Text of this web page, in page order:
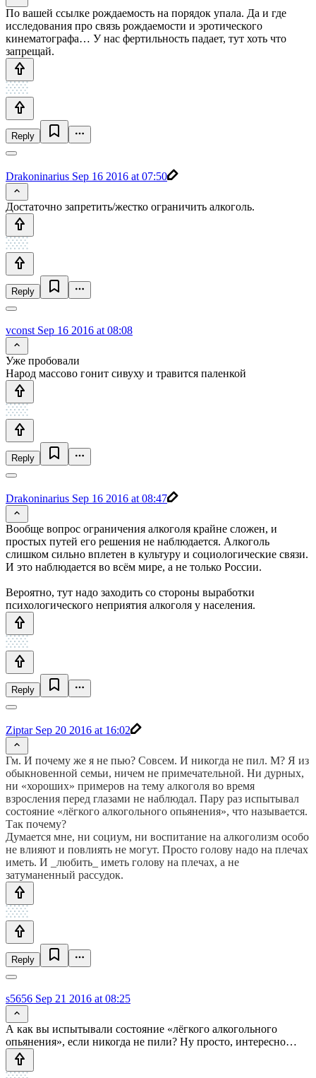
По вашей ссылке рождаемость на порядок упала. Да и где
исследования про связь рождаемости и эротического
кинематографа… У нас фертильность падает, тут хоть что
запрещай.
Reply
Drakoninarius Sep 16 2016 at 07:50
Достаточно запретить/жестко ограничить алкоголь.
Reply
vconst Sep 16 2016 at 08:08
Уже пробовали
Народ массово гонит сивуху и травится паленкой
Reply
Drakoninarius Sep 16 2016 at 08:47
Вообще вопрос ограничения алкоголя крайне сложен, и
простых путей его решения не наблюдается. Алкоголь
слишком сильно вплетен в культуру и социологические связи.
И это наблюдается во всём мире, а не только России.
Вероятно, тут надо заходить со стороны выработки
психологического неприятия алкоголя у населения.
Reply
ZiptarSep 20 2016 at 16:02
Гм. И почему же я не пью? Совсем. И никогда не пил. М? Я из
обыкновенной семьи, ничем не примечательной. Ни дурных,
ни «хороших» примеров на тему алкоголя во время
взросления перед глазами не наблюдал. Пару раз испытывал
состояние «лёгкого алкогольного опьянения», что называется.
Так почему?
Думается мне, ни социум, ни воспитание на алкоголизм особо
не влияют и повлиять не могут. Просто голову надо на плечах
иметь. И _любить_ иметь голову на плечах, а не
затуманенный рассудок.
Reply
s5656 Sep 21 2016 at 08:25
А как вы испытывали состояние «лёгкого алкогольного
опьянения», если никогда не пили? Ну просто, интересно…